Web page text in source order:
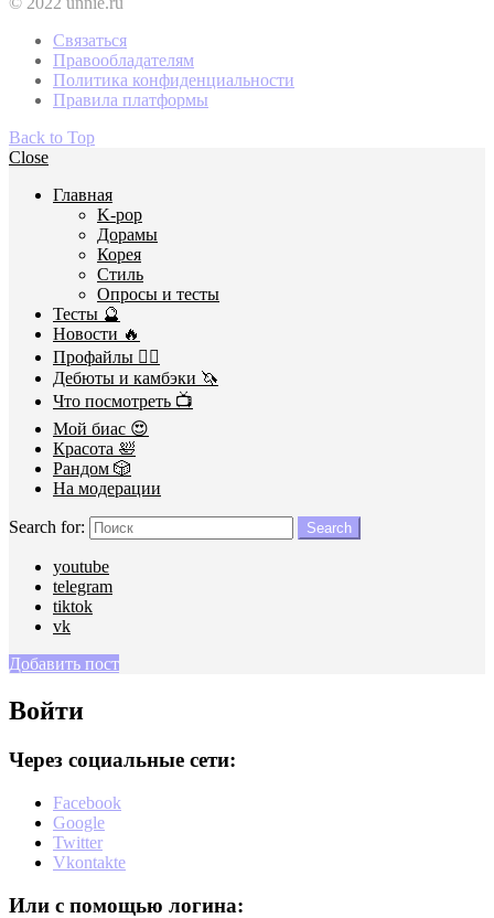
Связаться
Правообладателям
Политика конфиденциальности
Правила платформы
Back to Top
Close
Главная
K-pop
Дорамы
Корея
Стиль
Опросы и тесты
Тесты 🔮
Новости 🔥
Профайлы 🕵️‍♀️
Дебюты и камбэки 🦄
Что посмотреть 📺
Мой биас 😍
Красота 🛀
Рандом 🎲
На модерации
Search for: Search
youtube
telegram
tiktok
vk
Добавить пост
Войти
Через социальные сети:
Facebook
Google
Twitter
Vkontakte
Или с помощью логина: